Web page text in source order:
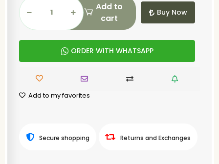
Add to
cart
Buy Now
ORDER WITH WHATSAPP
Add to my favorites
Secure shopping Returns and Exchanges